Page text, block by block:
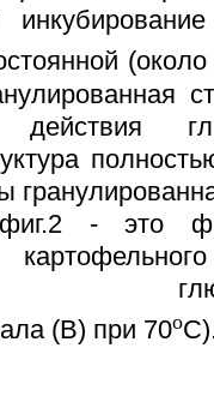
- это
(В) при 70o